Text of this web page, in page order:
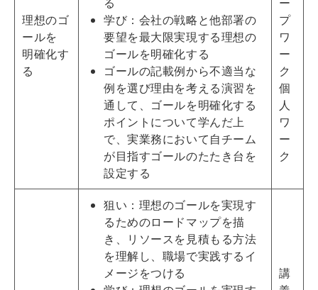
理想のゴ
ールを
明確化す
る
学び：会社の戦略と他部署の
要望を最大限実現する理想の
ゴールを明確化する
ゴールの記載例から不適当な
例を選び理由を考える演習を
通して、ゴールを明確化する
ポイントについて学んだ上
で、実業務において自チーム
が目指すゴールのたたき台を
設定する
プ
ワ
ー
ク
個
人
ワ
ー
ク
狙い：理想のゴールを実現す
るためのロードマップを描
き、リソースを見積もる方法
を理解し、職場で実践するイ
メージをつける
講